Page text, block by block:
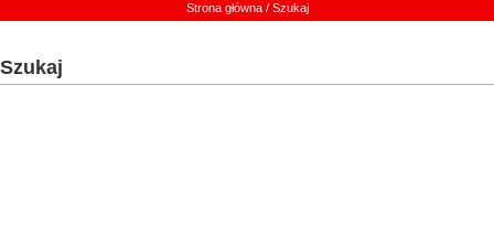
Strona główna/ Szukaj
Szukaj